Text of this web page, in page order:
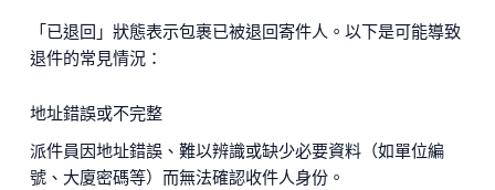
「已退回」狀態表示包裹已被退回寄件人。以下是可能導致
退件的常見情況：
地址錯誤或不完整
派件員因地址錯誤、難以辨識或缺少必要資料（如單位編
號、大廈密碼等）而無法確認收件人身份。